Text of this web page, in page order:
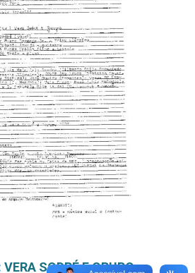
SODRÉ E GRUPO